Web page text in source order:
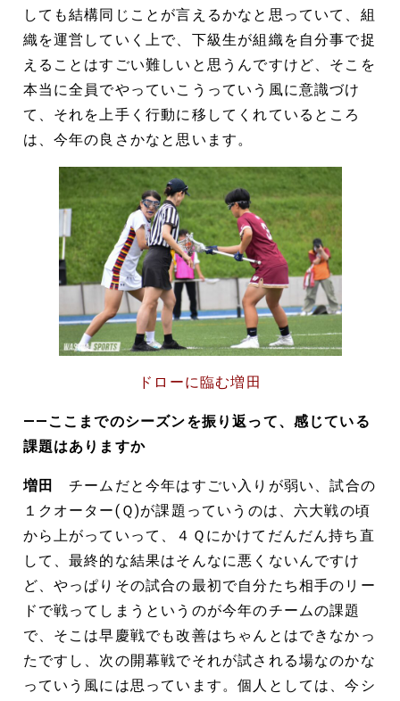
しても結構同じことが言えるかなと思っていて、組
織を運営していく上で、下級生が組織を自分事で捉
えることはすごい難しいと思うんですけど、そこを
本当に全員でやっていこうっていう風に意識づけ
て、それを上手く行動に移してくれているところ
は、今年の良さかなと思います。
ドローに臨む増田
――ここまでのシーズンを振り返って、感じている
課題はありますか
増田
チームだと今年はすごい入りが弱い、試合の
１クオーター(Ｑ)が課題っていうのは、六大戦の頃
から上がっていって、４Ｑにかけてだんだん持ち直
して、最終的な結果はそんなに悪くないんですけ
ど、やっぱりその試合の最初で自分たち相手のリー
ドで戦ってしまうというのが今年のチームの課題
で、そこは早慶戦でも改善はちゃんとはできなかっ
たですし、次の開幕戦でそれが試される場なのかな
っていう風には思っています。個人としては、今シ